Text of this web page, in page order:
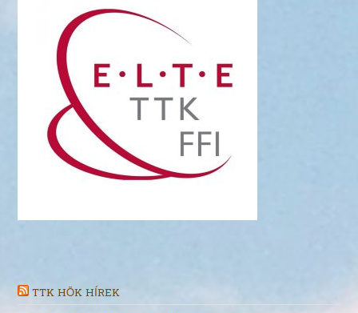
TTK HÖK HÍREK